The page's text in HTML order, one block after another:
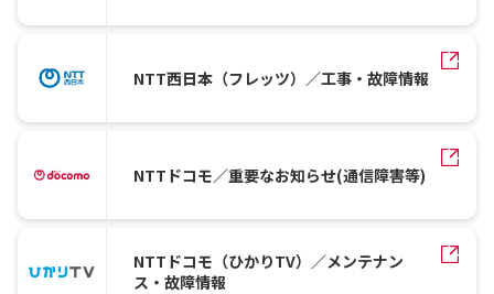
NTT西日本（フレッツ）／工事・故障情報
NTTドコモ／重要なお知らせ(通信障害等)
NTTドコモ（ひかりTV）／メンテナン
ス・故障情報